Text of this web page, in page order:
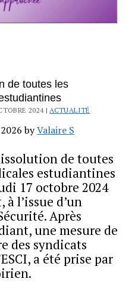
de toutes les
2024 | ACTUALITÉ
byValaire S
de toutes
estudiantines
17 octobre 2024
l’issue d’un
Après
une mesure de
des syndicats
a été prise par